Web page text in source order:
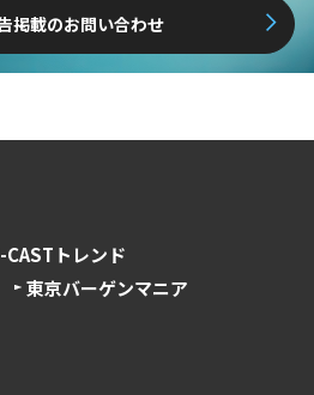
掲載のお問い合わせ
CASTトレンド
東京バーゲンマニア